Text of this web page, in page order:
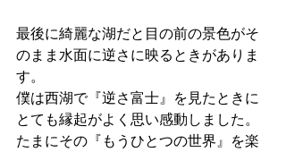
最後に綺麗な湖だと目の前の景色がそ
のまま水面に逆さに映るときがありま
す。
僕は西湖で『逆さ富士』を見たときに
とても縁起がよく思い感動しました。
たまにその『もうひとつの世界』を楽